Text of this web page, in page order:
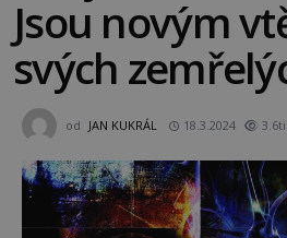
Jsou novým
svých
od JAN KUKRÁL 18.3.2024